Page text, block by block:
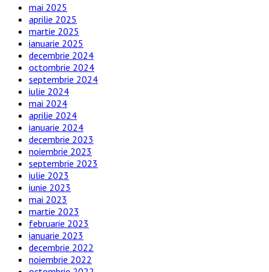
mai 2025
aprilie 2025
martie 2025
ianuarie 2025
decembrie 2024
octombrie 2024
septembrie 2024
iulie 2024
mai 2024
aprilie 2024
ianuarie 2024
decembrie 2023
noiembrie 2023
septembrie 2023
iulie 2023
iunie 2023
mai 2023
martie 2023
februarie 2023
ianuarie 2023
decembrie 2022
noiembrie 2022